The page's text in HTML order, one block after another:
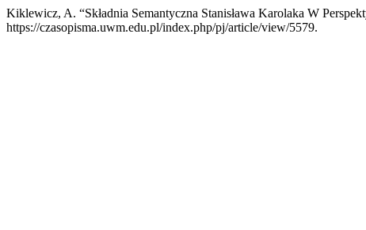
Kiklewicz, A. “Składnia Semantyczna Stanisława Karolaka W
https://czasopisma.uwm.edu.pl/index.php/pj/article/view/5579.